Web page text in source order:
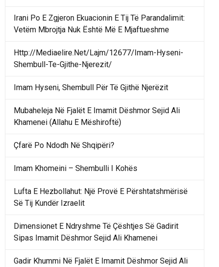
Irani Po E Zgjeron Ekuacionin E Tij Të Parandalimit:
Vetëm Mbrojtja Nuk Është Më E Mjaftueshme
Http://Mediaelire.Net/Lajm/12677/Imam-Hyseni-
Shembull-Te-Gjithe-Njerezit/
Imam Hyseni, Shembull Për Të Gjithë Njerëzit
Mubaheleja Në Fjalët E Imamit Dëshmor Sejid Ali
Khamenei (Allahu E Mëshiroftë)
Çfarë Po Ndodh Në Shqipëri?
Imam Khomeini – Shembulli I Kohës
Lufta E Hezbollahut: Një Provë E Përshtatshmërisë
Së Tij Kundër Izraelit
Dimensionet E Ndryshme Të Çështjes Së Gadirit
Sipas Imamit Dëshmor Sejid Ali Khamenei
Gadir Khummi Në Fjalët E Imamit Dëshmor Sejid Ali